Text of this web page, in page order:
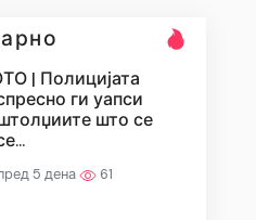
| Полицијата
ги уапси
што се
5 дена 61